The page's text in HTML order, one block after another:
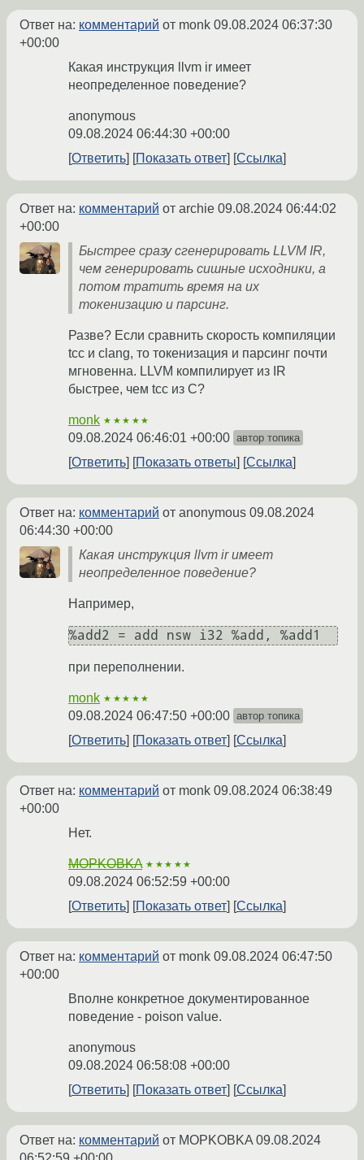
Ответ на: комментарий от monk 09.08.2024 06:37:30
+00:00
Какая инструкция llvm ir имеет
неопределенное поведение?
anonymous
09.08.2024 06:44:30 +00:00
Ответить
Показать ответ Ссылка
Ответ на: комментарий от archie 09.08.2024 06:44:02
+00:00
Быстрее сразу сгенерировать LLVM IR,
чем генерировать сишные исходники, а
потом тратить время на их
токенизацию и парсинг.
Разве? Если сравнить скорость компиляции
tcc и clang, то токенизация и парсинг почти
мгновенна. LLVM компилирует из IR
быстрее, чем tcc из C?
monk ★★★★★
09.08.2024 06:46:01 +00:00 автор топика
Ответить Показать ответы Ссылка
Ответ на: комментарий от anonymous 09.08.2024
06:44:30 +00:00
Какая инструкция llvm ir имеет
неопределенное поведение?
Например,
при переполнении.
monk ★★★★★
09.08.2024 06:47:50 +00:00 автор топика
Ответить Показать ответ Ссылка
Ответ на: комментарий от monk 09.08.2024 06:38:49
+00:00
Нет.
MOPKOBKA ★★★★★
09.08.2024 06:52:59 +00:00
Ответить
Показать ответ Ссылка
Ответ на: комментарий от monk 09.08.2024 06:47:50
+00:00
Вполне конкретное документированное
поведение - poison value.
anonymous
09.08.2024 06:58:08 +00:00
Ответить
Показать ответ Ссылка
Ответ на: комментарий от MOPKOBKA09.08.2024